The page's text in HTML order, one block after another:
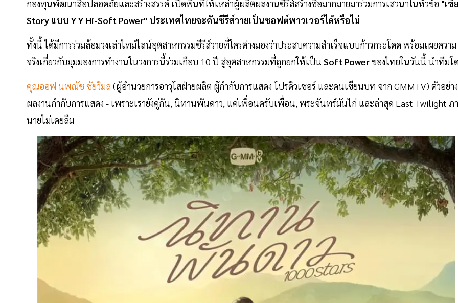
กองทุนพัฒนาสื่อปลอดภัยและสร้างสรรค์ เปิดพื้นที่ให้เหล่าผู้ผลิตผลงานซีรีส์สร้างชื่อมากมายมาร่วมการเสวนาในหัวข้อ "เขี
Story แบบ Y Y Hi-Soft Power" ประเทศไทยจะดันซีรีส์วายเป็นซอฟต์พาวเวอร์ได้หรือไม่
ทั้งนี้ ได้มีการร่วมล้อมวงเล่าไทม์ไลน์อุตสาหกรรมซีรีส์วายที่ใครต่างมองว่าประสบความสำเร็จแบบก้าวกระโดด พร้อมเผยความ
จริงเกี่ยวกับมุมมองการทำงานในวงการนี้ร่วมเกือบ 10 ปี สู่อุตสาหกรรมที่ถูกยกให้เป็น Soft Powerของไทยในวันนี้ นำทีมโ
คุณออฟ นพณัช ชัยวิมล (ผู้อำนวยการอาวุโสฝ่ายผลิต ผู้กำกับการแสดง โปรดิวเซอร์ และคนเขียนบท จาก GMMTV) ตัวอย่าง
ผลงานกำกับการแสดง - เพราะเรายังคู่กัน, นิทานพันดาว, แค่เพื่อนครับเพื่อน, พระจันทร์มันไก่ และล่าสุด Last Twilight ภ
นายไม่เคยลืม